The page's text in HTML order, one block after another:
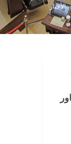
الأخبار